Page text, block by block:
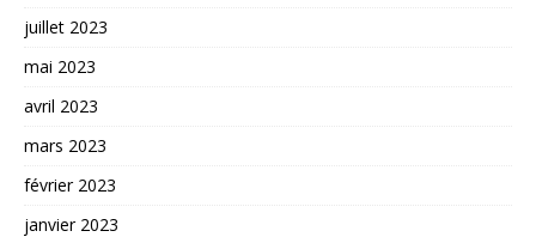
juillet 2023
mai 2023
avril 2023
mars 2023
février 2023
janvier 2023